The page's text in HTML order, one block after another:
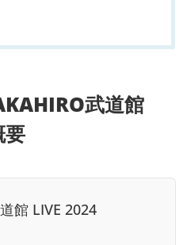
武道館
館 LIVE 2024